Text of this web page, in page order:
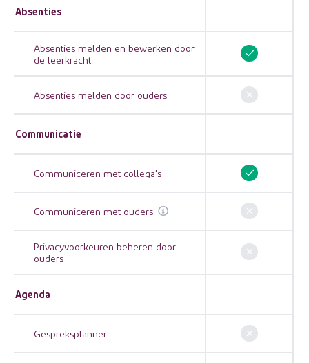
Absenties
Absenties melden en bewerken door
de leerkracht
Absenties melden door ouders
Communicatie
Communiceren met collega's
Communiceren met ouders
Privacyvoorkeuren beheren door
ouders
Agenda
Gespreksplanner